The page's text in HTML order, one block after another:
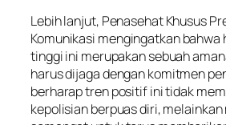
Lebih lanjut, Penasehat Khusus
Komunikasi mengingatkan bahwa
tinggi ini merupakan sebuah
harus dijaga dengan komitmen
berharap tren positif ini tidak
kepolisian berpuas diri,